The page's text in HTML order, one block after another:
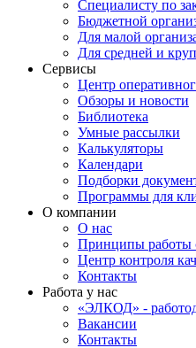
Специалисту по
Бюджетной
Для малой
Для средней и
Сервисы
Центр
Обзоры и новости
Библиотека
Умные рассылки
Калькуляторы
Календари
Подборки
Программы для
О компании
О нас
Принципы работы
Центр контроля
Контакты
Работа у нас
«ЭЛКОД» -
Вакансии
Контакты